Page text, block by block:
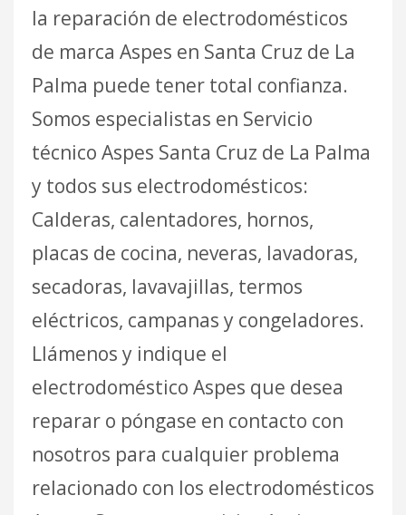
la reparación de electrodomésticos
de marca Aspes en Santa Cruz de La
Palma puede tener total confianza.
Somos especialistas en Servicio
técnico Aspes Santa Cruz de La Palma
y todos sus electrodomésticos:
Calderas, calentadores, hornos,
placas de cocina, neveras, lavadoras,
secadoras, lavavajillas, termos
eléctricos, campanas y congeladores.
Llámenos y indique el
electrodoméstico Aspes que desea
reparar o póngase en contacto con
nosotros para cualquier problema
relacionado con los electrodomésticos